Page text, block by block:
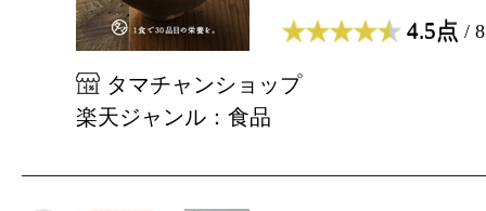
4.5点 /
タマチャンショップ
楽天ジャンル：食品